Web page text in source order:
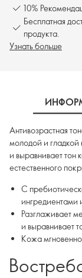
10%
Бесплатная
продукта.
Узнать больше
Антивозрастная
молодой и
и выравнивает тон
естественного
С
ингредиентами
Разглаживает
и выравнивает
Кожа